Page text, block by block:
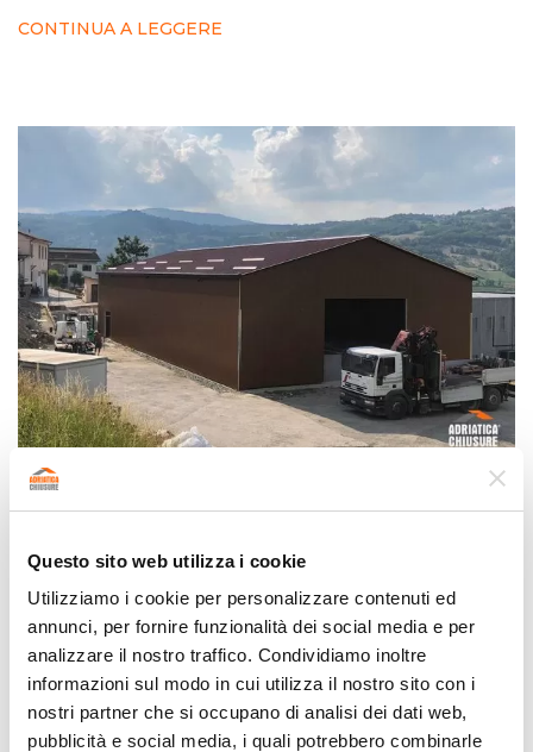
Questo sito web utilizza i cookie
Utilizziamo i cookie per personalizzare contenuti ed
annunci, per fornire funzionalità dei social media e per
analizzare il nostro traffico. Condividiamo inoltre
informazioni sul modo in cui utilizza il nostro sito con i
nostri partner che si occupano di analisi dei dati web,
pubblicità e social media, i quali potrebbero combinarle
CONTINUA A LEGGERE
6 Novembre 2019
casearia
Capannone fisso per azienda agricola Su richiesta dell’azienda
agricola Casello di Montecreto, specializzata nella produzione di
prodotti caseari, Adriatica Chiusure ha realizzato un capannone
industriale fisso in acciaio con tettoia a doppia pendenza.